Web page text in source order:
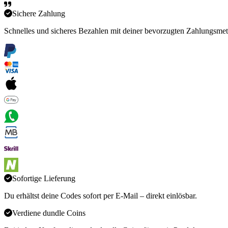
Sichere Zahlung
Schnelles und sicheres Bezahlen mit deiner bevorzugten
Sofortige Lieferung
Du erhältst deine Codes sofort per E-Mail – direkt einlösbar.
Verdiene dundle Coins